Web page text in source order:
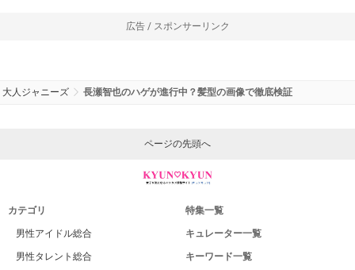
広告 / スポンサーリンク
大人ジャニーズ 長瀬智也のハゲが進行中？髪型の画像で徹底検証
ページの先頭へ
カテゴリ
男性アイドル総合
男性タレント総合
特集一覧
キュレーター一覧
キーワード一覧